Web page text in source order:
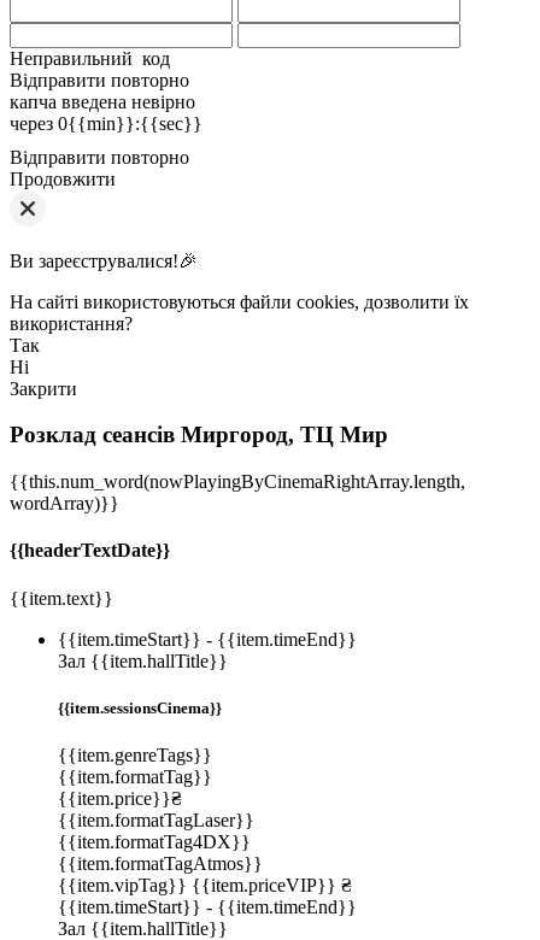
Неправильний код
Відправити повторно
капча введена невірно
через 0{{min}}:{{sec}}
Відправити повторно
Продовжити
Ви зареєструвалися!🎉
На сайті використовуються файли cookies, дозволити їх
використання?
Так
Ні
Закрити
Розклад сеансів Миргород, ТЦ Мир
{{this.num_word(nowPlayingByCinemaRightArray.length,
wordArray)}}
{{headerTextDate}}
{{item.text}}
{{item.timeStart}} - {{item.timeEnd}}
Зал {{item.hallTitle}}
{{item.sessionsCinema}}
{{item.genreTags}}
{{item.formatTag}}
{{item.price}}₴
{{item.formatTagLaser}}
{{item.formatTag4DX}}
{{item.formatTagAtmos}}
{{item.vipTag}} {{item.priceVIP}} ₴
{{item.timeStart}} - {{item.timeEnd}}
Зал {{item.hallTitle}}